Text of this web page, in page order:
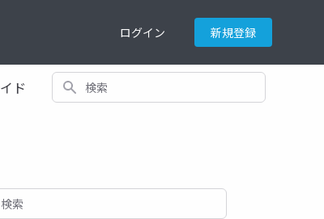
ログイン 新規登録
ド 検索